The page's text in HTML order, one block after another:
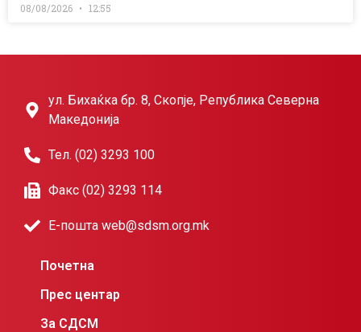
08/08/2026 12:55
ул. Бихаќка бр. 8, Скопје, Република Северна
Македонија
Тел. (02) 3293 100
Факс (02) 3293 114
Е-пошта web@sdsm.org.mk
Почетна
Прес центар
За СДСМ